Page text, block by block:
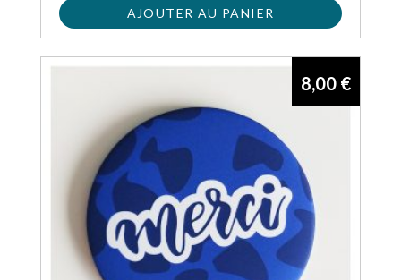
AJOUTER AU PANIER
8,00 €